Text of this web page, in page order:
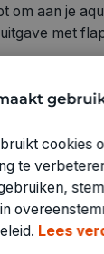
om aan je
met
cookies
te
Lees